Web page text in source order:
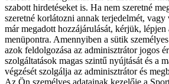
szabott hirdetéseket is. Ha nem szeretné
szeretné korlátozni annak terjedelmét, vagy
már megadott hozzájárulását, kérjük, lépjen
menüpontra. Amennyiben a sütik
azok feldolgozása az adminisztrátor jogos
szolgáltatások magas szintű nyújtását és a
végzését szolgálja az adminisztrátor és
Az Ön személyes adatainak kezelője a